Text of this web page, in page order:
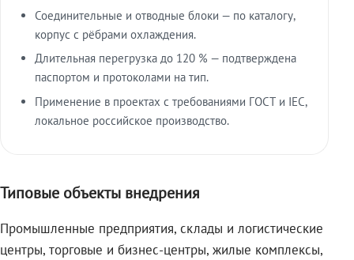
Соединительные и отводные блоки — по каталогу,
корпус с рёбрами охлаждения.
Длительная перегрузка до 120 % — подтверждена
паспортом и протоколами на тип.
Применение в проектах с требованиями ГОСТ и IEC,
локальное российское производство.
Типовые объекты внедрения
Промышленные предприятия, склады и логистические
центры, торговые и бизнес-центры, жилые комплексы,